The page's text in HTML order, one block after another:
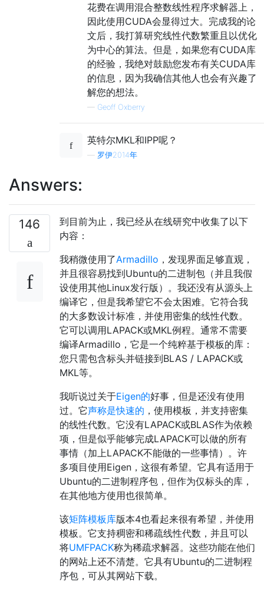
花费在调用混合整数线性程序求解器上，
因此使用CUDA会显得过大。完成我的论
文后，我打算研究线性代数繁重且以优化
为中心的算法。但是，如果您有CUDA库
的经验，我绝对鼓励您发布有关CUDA库
的信息，因为我确信其他人也会有兴趣了
解您的想法。
— Geoff Oxberry
英特尔MKL和IPP呢？
罗伊2014年
Answers:
146
到目前为止，我已经从在线研究中收集了以下
内容：
我稍微使用了Armadillo ，发现界面足够直观，
并且很容易找到Ubuntu的二进制包（并且我假
设使用其他Linux发行版）。我还没有从源头上
编译它，但是我希望它不会太困难。它符合我
的大多数设计标准，并使用密集的线性代数。
它可以调用LAPACK或MKL例程。通常不需要
编译Armadillo，它是一个纯粹基于模板的库：
您只需包含标头并链接到BLAS / LAPACK或
MKL等。
我听说过关于Eigen的好事，但是还没有使用
过。它声称是快速的 ，使用模板，并支持密集
的线性代数。它没有LAPACK或BLAS作为依赖
项，但是似乎能够完成LAPACK可以做的所有
事情（加上LAPACK不能做的一些事情）。许
多项目使用Eigen，这很有希望。它具有适用于
Ubuntu的二进制程序包，但作为仅标头的库，
在其他地方使用也很简单。
该矩阵模板库版本4也看起来很有希望，并使用
模板。它支持稠密和稀疏线性代数，并且可以
将UMFPACK称为稀疏求解器。这些功能在他们
的网站上还不清楚。它具有Ubuntu的二进制程
序包，可从其网站下载。